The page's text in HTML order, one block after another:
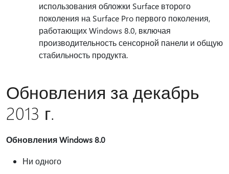
использования обложки Surface второго
поколения на Surface Pro первого поколения,
работающих Windows 8.0, включая
производительность сенсорной панели и общую
стабильность продукта.
Обновления за декабрь
2013 г.
Обновления Windows 8.0
Ни одного